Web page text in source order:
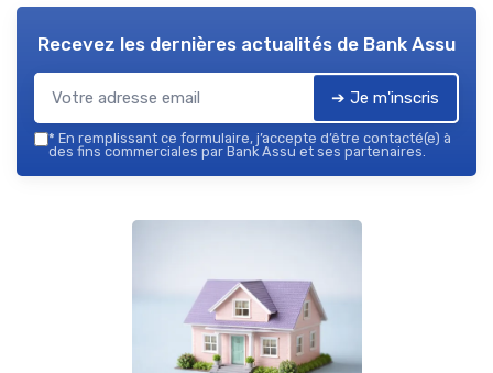
Recevez les dernières actualités de Bank Assu
➔ Je m'inscris
* En remplissant ce formulaire, j’accepte d’être contacté(e) à
des fins commerciales par Bank Assu et ses partenaires.